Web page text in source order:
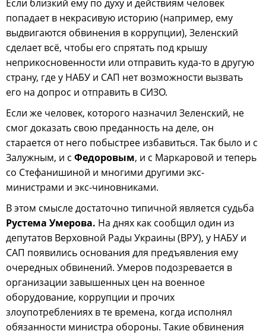
Если близкий ему по духу и действиям человек
попадает в некрасивую историю (например, ему
выдвигаются обвинения в коррупции), Зеленский
сделает всё, чтобы его спрятать под крышу
неприкосновенности или отправить куда-то в другую
страну, где у НАБУ и САП нет возможности вызвать
его на допрос и отправить в СИЗО.
Если же человек, которого назначил Зеленский, не
смог доказать свою преданность на деле, он
старается от него побыстрее избавиться. Так было и с
Залужным, и с Федоровым, и с Маркаровой и теперь
со Стефанишиной и многими другими экс-
министрами и экс-чиновниками.
В этом смысле достаточно типичной является судьба
Рустема Умерова. На днях как сообщил один из
депутатов Верховной Рады Украины (ВРУ), у НАБУ и
САП появились основания для предъявления ему
очередных обвинений. Умеров подозревается в
организации завышенных цен на военное
оборудование, коррупции и прочих
злоупотреблениях в те времена, когда исполнял
обязанности министра обороны. Такие обвинения